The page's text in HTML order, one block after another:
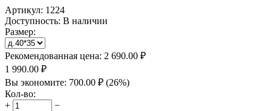
Артикул: 1224
Доступность: В наличии
Размер:
Рекомендованная цена: 2 690.00 ₽
1 990.00 ₽
Вы экономите: 700.00 ₽ (26%)
Кол-во:
+
−